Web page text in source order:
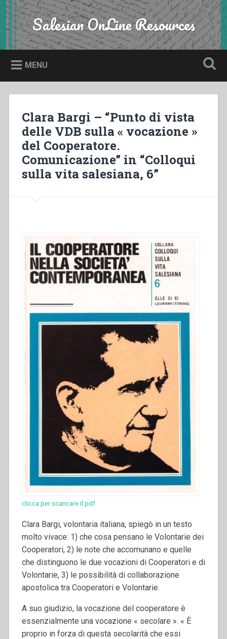
Skip
to
content
Search Salesian OnLine Resources
MENU
Clara Bargi – “Punto di vista
delle VDB sulla « vocazione »
del Cooperatore.
Comunicazione” in “Colloqui
sulla vita salesiana, 6”
clicca per scaricare il pdf
Clara Bargi, volontaria italiana, spiegò in un testo
molto vivace: 1) che cosa pensano le Volontarie dei
Cooperatori, 2) le note che accomunano e quelle
che distinguono le due vocazioni di Cooperatori e di
Volontarie, 3) le possibilità di collaborazione
apostolica tra Cooperatori e Volontarie.
A suo giudizio, la vocazione del cooperatore è
essenzialmente una vocazione « secolare ». « È
proprio in forza di questa secolarità che essi